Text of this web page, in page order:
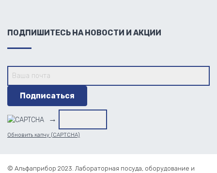
ПОДПИШИТЕСЬ НА НОВОСТИ И АКЦИИ
→
Обновить капчу (CAPTCHA)
© Альфаприбор 2023. Лабораторная посуда, оборудование и